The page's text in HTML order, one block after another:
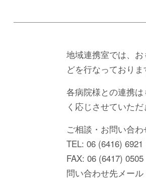
地域連携室では、
どを行なっておりま
各病院様との連携
く応じさせていただ
ご相談・お問い合わ
TEL: 06 (6416) 6921
FAX: 06 (6417) 0505
問い合わせ先メー